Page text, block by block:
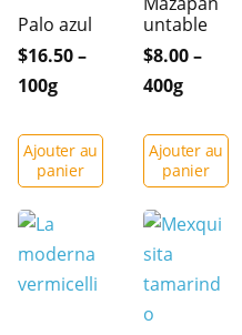
Palo azul
$16.50 –
100g
Ajouter au
panier
untable
$8.00 –
400g
Ajouter au
panier